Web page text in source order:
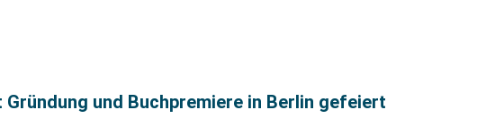
und Buchpremiere in Berlin gefeiert